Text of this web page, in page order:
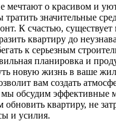
мечтают о красивом и
тратить значительные
К счастью,
квартиру до
к серьезным
планировка и
новую жизнь в ваше
вам создать
мы обсудим эффективные
квартиру, не
и усилия.